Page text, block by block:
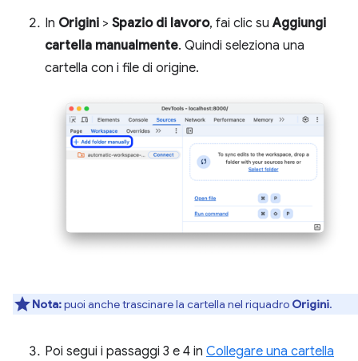
In Origini > Spazio di lavoro, fai clic suAggiungi
cartella manualmente. Quindi seleziona una
cartella con i file di origine.
Nota:puoi anche trascinare la cartella nel riquadro Origini.
Poi segui i passaggi 3 e 4 in Collegare una cartella